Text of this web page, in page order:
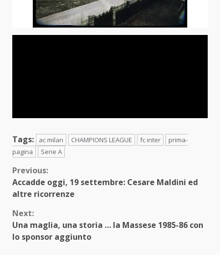
Tags: ac milan CHAMPIONS LEAGUE fc inter
prima-
pagina
Serie A
Continue
Reading
Previous:
Accadde oggi, 19 settembre: Cesare Maldini ed
altre ricorrenze
Next:
Una maglia, una storia … la Massese 1985-86 con
lo sponsor aggiunto